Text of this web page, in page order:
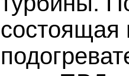
состоящая